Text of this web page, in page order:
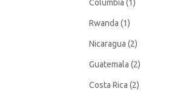
Columbia (1)
Rwanda (1)
Nicaragua (2)
Guatemala (2)
Costa Rica (2)